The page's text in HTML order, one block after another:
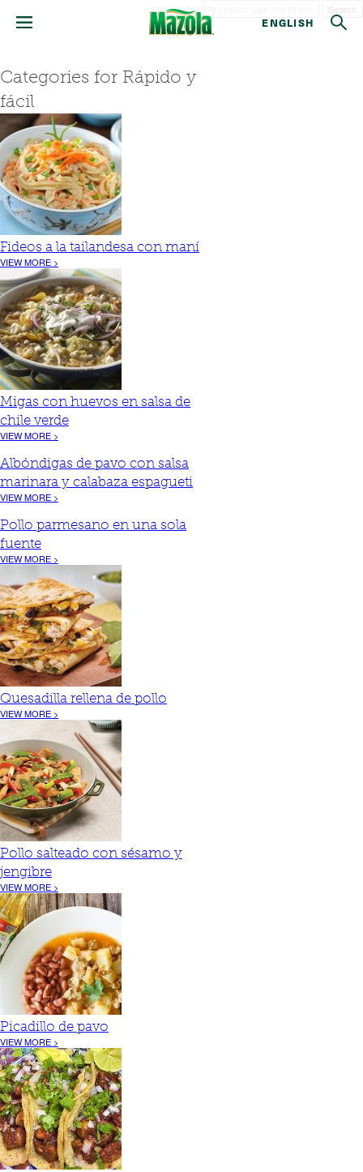
ENGLISH
Categories for Rápido y
fácil
Fideos a la tailandesa con maní
VIEW MORE >
Migas con huevos en salsa de
chile verde
VIEW MORE >
Albóndigas de pavo con salsa
marinara y calabaza espagueti
VIEW MORE >
Pollo parmesano en una sola
fuente
VIEW MORE >
Quesadilla rellena de pollo
VIEW MORE >
Pollo salteado con sésamo y
jengibre
VIEW MORE >
Picadillo de pavo
VIEW MORE >